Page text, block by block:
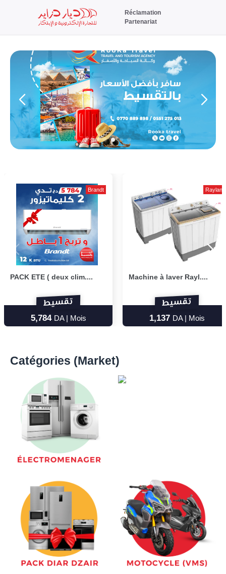
Réclamation
Partenariat
PACK ETE ( deux clim....
Brandt
تقسيط
5,784 DA | Mois
Machine à laver Rayl....
Raylan
تقسيط
1,137 DA | Mois
Catégories (Market)